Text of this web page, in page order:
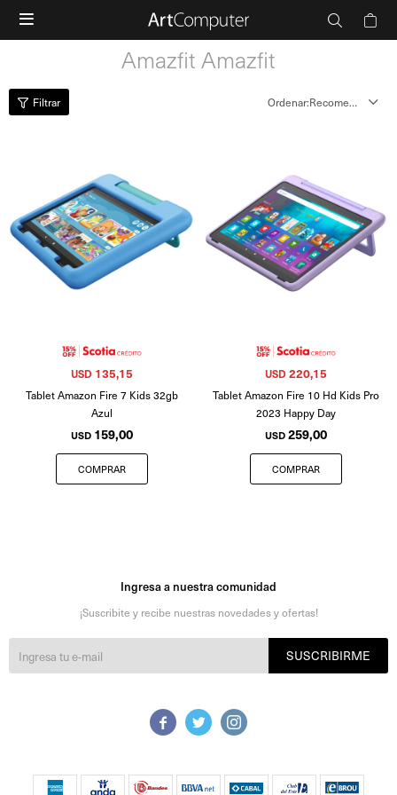

Amazfit Amazfit
Recomendados
Tablet Amazon Fire 7 Kids 32gb
Azul
USD 159,00
USD 135,15
Tablet Amazon Fire 10 Hd Kids Pro
2023 Happy Day
USD 259,00
USD 220,15
  
Ingresa a nuestra comunidad
¡Suscribite y recibe nuestras novedades y ofertas!
SUSCRIBIRME